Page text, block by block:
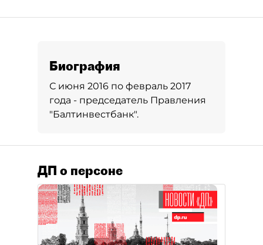
Биография
С июня 2016 по февраль 2017
года - председатель Правления
"Балтинвестбанк".
ДП о персоне